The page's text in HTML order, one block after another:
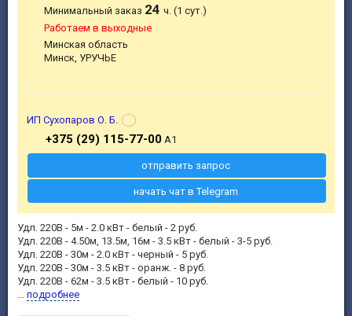
Удл. 220В - 5м - 2.0 кВт - белый - 2 руб.
Удл. 220В - 4.50м, 13.5м, 16м - 3.5 кВт - белый - 3-5 руб.
Удл. 220В - 30м - 2.0 кВт - черный - 5 руб.
Удл. 220В - 30м - 3.5 кВт - оранж. - 8 руб.
Удл. 220В - 62м - 3.5 кВт - белый - 10 руб.
... подробнее
Минимальный заказ 24ч. (1 сут.)
Работаем в выходные
Минская область
Минск, УРУЧЬЕ
ИП Сухопаров О. Б.
+375 (29) 115-77-00A1
отправить запрос
начать чат в Telegram